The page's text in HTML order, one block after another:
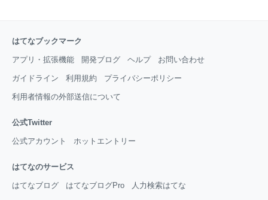
はてなブックマーク
アプリ・拡張機能 開発ブログ ヘルプ お問い合わせ
ガイドライン 利用規約 プライバシーポリシー
利用者情報の外部送信について
公式Twitter
公式アカウント ホットエントリー
はてなのサービス
はてなブログ はてなブログPro 人力検索はてな